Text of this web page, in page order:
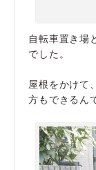
自転車置き場
でした。
屋根をかけて
方もできるん